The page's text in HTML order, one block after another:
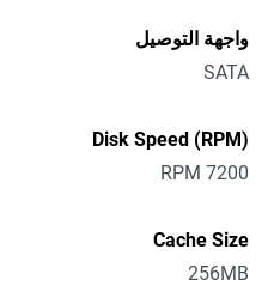
واجهة التوصيل
SATA
Disk Speed (RPM)
7200 RPM
Cache Size
256MB